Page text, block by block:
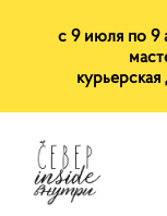
с 9 июля по 9